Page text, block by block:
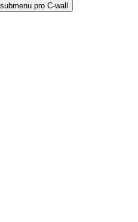
pro C-wall